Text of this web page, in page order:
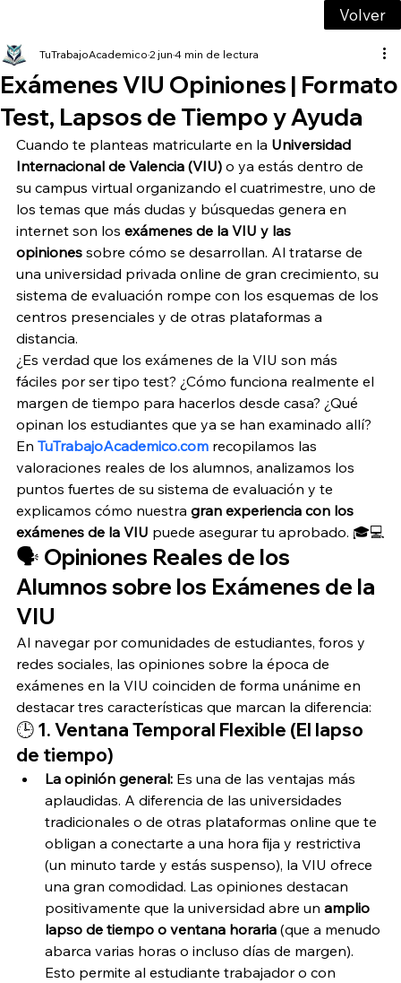
Volver
Exámenes VIU Opiniones | Formato
Test, Lapsos de Tiempo y Ayuda
TuTrabajoAcademico 2 jun 4 min de lectura
Cuando te planteas matricularte en la Universidad
Internacional de Valencia (VIU) o ya estás dentro de
su campus virtual organizando el cuatrimestre, uno de
los temas que más dudas y búsquedas genera en
internet son los exámenes de la VIU y las
opiniones sobre cómo se desarrollan. Al tratarse de
una universidad privada online de gran crecimiento, su
sistema de evaluación rompe con los esquemas de los
centros presenciales y de otras plataformas a
distancia.
¿Es verdad que los exámenes de la VIU son más
fáciles por ser tipo test? ¿Cómo funciona realmente el
margen de tiempo para hacerlos desde casa? ¿Qué
opinan los estudiantes que ya se han examinado allí?
En TuTrabajoAcademico.com recopilamos las
valoraciones reales de los alumnos, analizamos los
puntos fuertes de su sistema de evaluación y te
explicamos cómo nuestra gran experiencia con los
exámenes de la VIU puede asegurar tu aprobado. 🎓💻
🗣️ Opiniones Reales de los
Alumnos sobre los Exámenes de la
VIU
Al navegar por comunidades de estudiantes, foros y
redes sociales, las opiniones sobre la época de
exámenes en la VIU coinciden de forma unánime en
destacar tres características que marcan la diferencia:
🕒 1. Ventana Temporal Flexible (El lapso
de tiempo)
La opinión general: Es una de las ventajas más
aplaudidas. A diferencia de las universidades
tradicionales o de otras plataformas online que te
obligan a conectarte a una hora fija y restrictiva
(un minuto tarde y estás suspenso), la VIU ofrece
una gran comodidad. Las opiniones destacan
positivamente que la universidad abre un amplio
lapso de tiempo o ventana horaria (que a menudo
abarca varias horas o incluso días de margen).
Esto permite al estudiante trabajador o con